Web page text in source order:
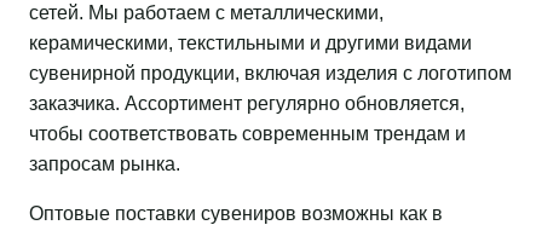
сетей. Мы работаем с металлическими,
керамическими, текстильными и другими видами
сувенирной продукции, включая изделия с логотипом
заказчика. Ассортимент регулярно обновляется,
чтобы соответствовать современным трендам и
запросам рынка.
Оптовые поставки сувениров возможны как в